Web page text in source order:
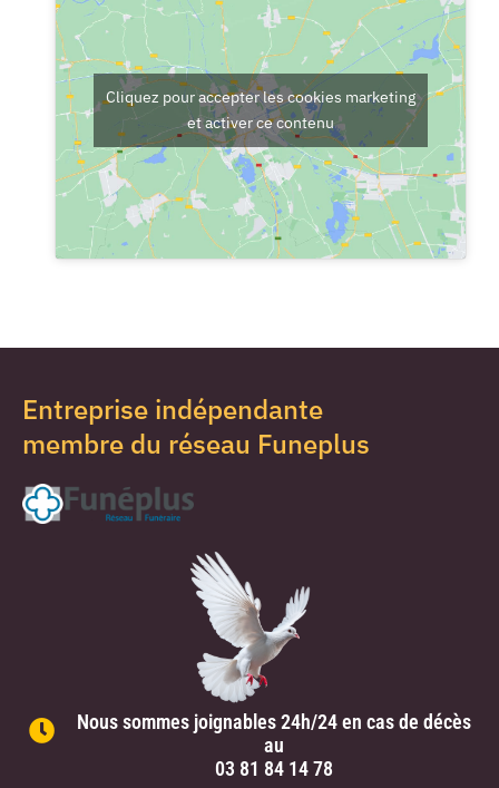
Cliquez pour accepter les cookies marketing
et activer ce contenu
Entreprise indépendante
membre du réseau Funeplus
Nous sommes joignables 24h/24 en cas de décès
au
03 81 84 14 78